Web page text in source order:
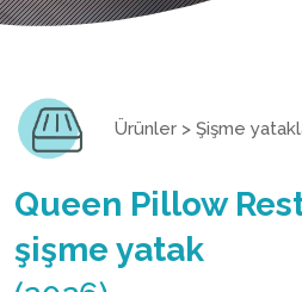
Ürünler > Şişme
Queen Pillow
şişme yatak